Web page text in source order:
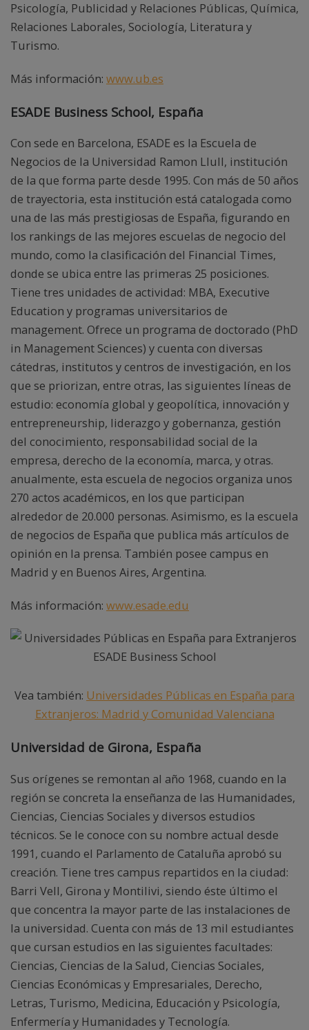
Psicología, Publicidad y Relaciones Públicas, Química,
Relaciones Laborales, Sociología, Literatura y
Turismo.
Más información: www.ub.es
ESADE Business School, España
Con sede en Barcelona, ESADE es la Escuela de
Negocios de la Universidad Ramon Llull, institución
de la que forma parte desde 1995. Con más de 50 años
de trayectoria, esta institución está catalogada como
una de las más prestigiosas de España, figurando en
los rankings de las mejores escuelas de negocio del
mundo, como la clasificación del Financial Times,
donde se ubica entre las primeras 25 posiciones.
Tiene tres unidades de actividad: MBA, Executive
Education y programas universitarios de
management. Ofrece un programa de doctorado (PhD
in Management Sciences) y cuenta con diversas
cátedras, institutos y centros de investigación, en los
que se priorizan, entre otras, las siguientes líneas de
estudio: economía global y geopolítica, innovación y
entrepreneurship, liderazgo y gobernanza, gestión
del conocimiento, responsabilidad social de la
empresa, derecho de la economía, marca, y otras.
anualmente, esta escuela de negocios organiza unos
270 actos académicos, en los que participan
alrededor de 20.000 personas. Asimismo, es la escuela
de negocios de España que publica más artículos de
opinión en la prensa. También posee campus en
Madrid y en Buenos Aires, Argentina.
Más información: www.esade.edu
Vea también: Universidades Públicas en España para
Extranjeros: Madrid y Comunidad Valenciana
Universidad de Girona, España
Sus orígenes se remontan al año 1968, cuando en la
región se concreta la enseñanza de las Humanidades,
Ciencias, Ciencias Sociales y diversos estudios
técnicos. Se le conoce con su nombre actual desde
1991, cuando el Parlamento de Cataluña aprobó su
creación. Tiene tres campus repartidos en la ciudad:
Barri Vell, Girona y Montilivi, siendo éste último el
que concentra la mayor parte de las instalaciones de
la universidad. Cuenta con más de 13 mil estudiantes
que cursan estudios en las siguientes facultades:
Ciencias, Ciencias de la Salud, Ciencias Sociales,
Ciencias Económicas y Empresariales, Derecho,
Letras, Turismo, Medicina, Educación y Psicología,
Enfermería y Humanidades y Tecnología.